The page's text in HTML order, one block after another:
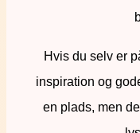
Hvis du selv er
inspiration og
en plads, men